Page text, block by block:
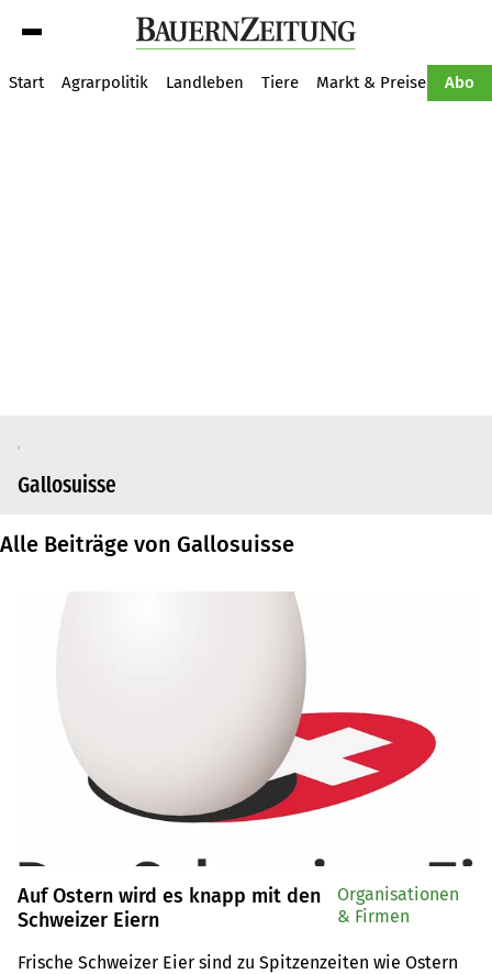
Start Agrarpolitik Landleben Tiere Markt & Preise Abo
Gallosuisse
Alle Beiträge von Gallosuisse
Auf Ostern wird es knapp mit den
Schweizer Eiern
Frische Schweizer Eier sind zu Spitzenzeiten wie Ostern
Organisationen
& Firmen